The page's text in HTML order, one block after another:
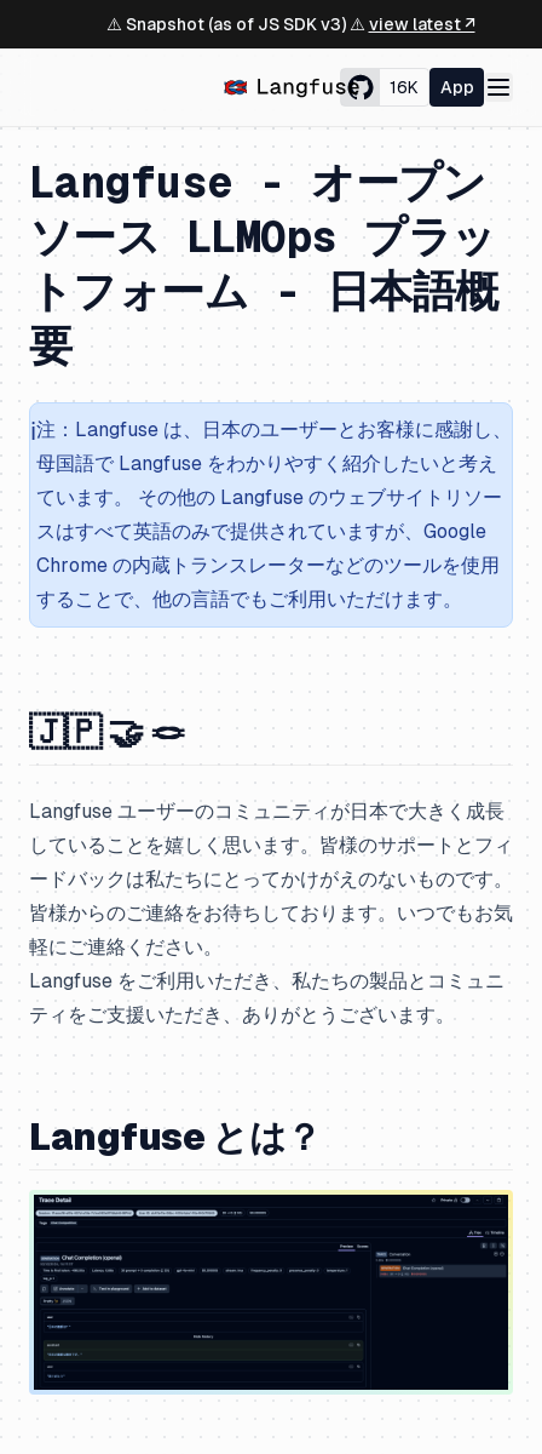
⚠️ Snapshot (as of JS SDK v3) ⚠️ view latest ↗
16K App
Langfuse - オープン
ソース LLMOps プラッ
トフォーム - 日本語概
要
ℹ️注：Langfuse は、日本のユーザーとお客様に感謝し、
母国語で Langfuse をわかりやすく紹介したいと考え
ています。 その他の Langfuse のウェブサイトリソー
スはすべて英語のみで提供されていますが、Google
Chrome の内蔵トランスレーターなどのツールを使用
することで、他の言語でもご利用いただけます。
🇯🇵 🤝 🪢
Langfuse ユーザーのコミュニティが日本で大きく成長
していることを嬉しく思います。皆様のサポートとフィ
ードバックは私たちにとってかけがえのないものです。
皆様からのご連絡をお待ちしております。いつでもお気
軽にご連絡ください。
Langfuse をご利用いただき、私たちの製品とコミュニ
ティをご支援いただき、ありがとうございます。
Langfuse とは？